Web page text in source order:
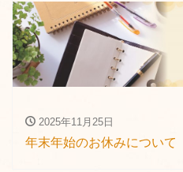
2025年11月25日
年末年始のお休みについて